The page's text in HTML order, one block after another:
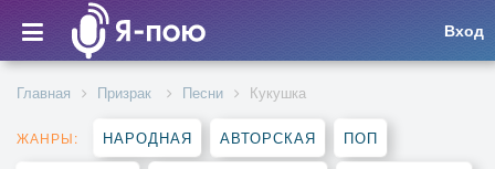
Вход
Главная Призрак Песни Кукушка
ЖАНРЫ: НАРОДНАЯ АВТОРСКАЯ ПОП